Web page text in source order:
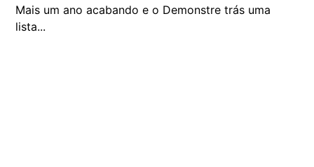
Mais um ano acabando e o Demonstre trás uma
lista...